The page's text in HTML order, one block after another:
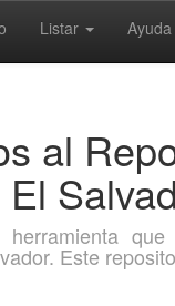
Listar Ayuda
al
herramienta
Este